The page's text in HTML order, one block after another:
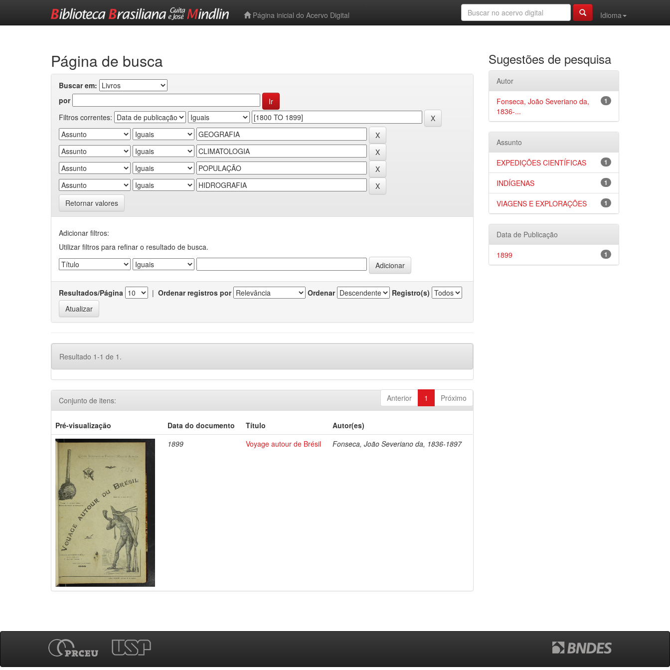
Página inicial do Acervo Digital
Idioma
Página de busca
Buscar em:
por
Filtros correntes:
Retornar valores
Adicionar filtros:
Utilizar filtros para refinar o resultado de busca.
Resultados/Página | Ordenar registros por Ordenar Registro(s)
Resultado 1-1 de 1.
Anterior 1 Próximo
Conjunto de itens:
Pré-visualização Data do documento Título
Autor(es)
1899
Voyage autour de Brésil Fonseca, João Severiano da, 1836-1897
Sugestões de pesquisa
Autor
1
Fonseca, João Severiano da,
1836-...
Assunto
1
EXPEDIÇÕES CIENTÍFICAS
1
INDÍGENAS
1
VIAGENS E EXPLORAÇÕES
Data de Publicação
1
1899